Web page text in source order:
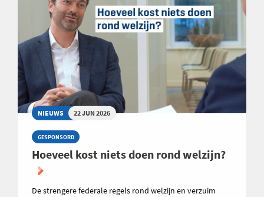
NIEUWS 22 JUN 2026
GESPONSORD
Hoeveel kost niets doen rond welzijn?
De strengere federale regels rond welzijn en verzuim